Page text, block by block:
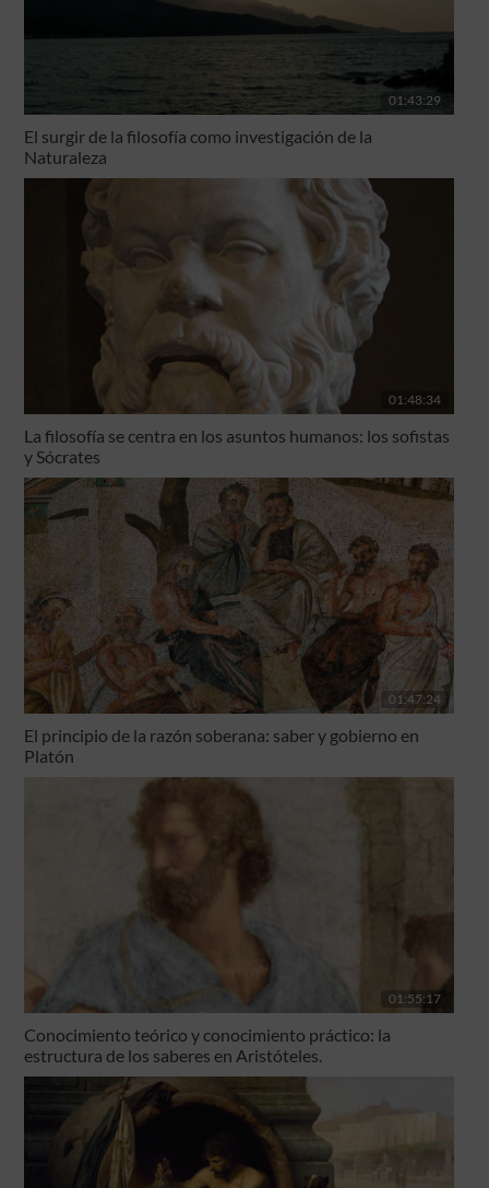
01:43:29
El surgir de la filosofía como investigación de la
Naturaleza
01:48:34
La filosofía se centra en los asuntos humanos: los sofistas
y Sócrates
01:47:24
El principio de la razón soberana: saber y gobierno en
Platón
01:55:17
Conocimiento teórico y conocimiento práctico: la
estructura de los saberes en Aristóteles.